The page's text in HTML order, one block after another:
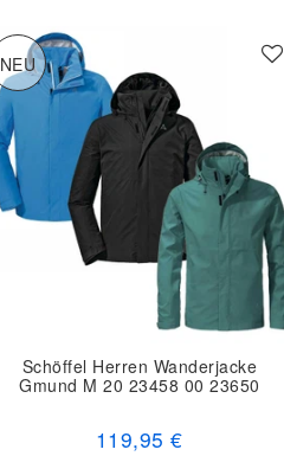
NEU
Schöffel Herren Wanderjacke
Gmund M 20 23458 00 23650
119,95 €